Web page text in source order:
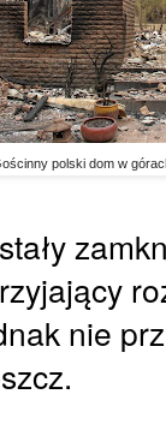
polski dom w
nie